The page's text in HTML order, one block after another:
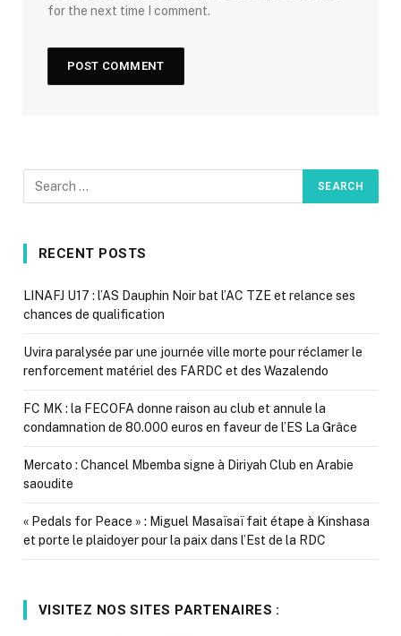
for the next time I comment.
RECENT POSTS
LINAFJ U17 : l’AS Dauphin Noir bat l’AC TZE et relance ses
chances de qualification
Uvira paralysée par une journée ville morte pour réclamer le
renforcement matériel des FARDC et des Wazalendo
FC MK : la FECOFA donne raison au club et annule la
condamnation de 80.000 euros en faveur de l’ES La Grâce
Mercato : Chancel Mbemba signe à Diriyah Club en Arabie
saoudite
« Pedals for Peace » : Miguel Masaïsaï fait étape à Kinshasa
et porte le plaidoyer pour la paix dans l’Est de la RDC
VISITEZ NOS SITES PARTENAIRES :